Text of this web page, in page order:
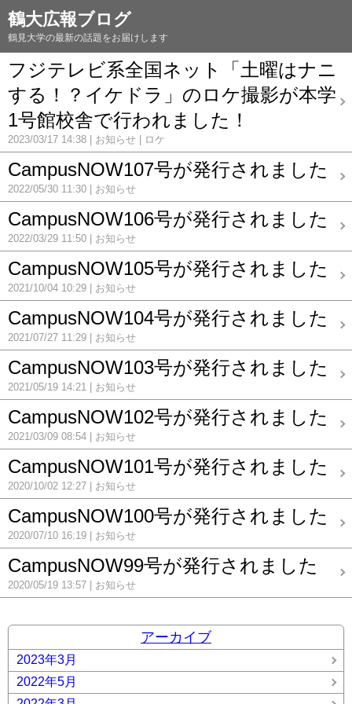
鶴大広報ブログ
鶴見大学の最新の話題をお届けします
フジテレビ系全国ネット「土曜はナニ
する！？イケドラ」のロケ撮影が本学
1号館校舎で行われました！
2023/03/17 14:38 お知らせ ロケ
CampusNOW107号が発行されました
2022/05/30 11:30 お知らせ
CampusNOW106号が発行されました
2022/03/29 11:50 お知らせ
CampusNOW105号が発行されました
2021/10/04 10:29 お知らせ
CampusNOW104号が発行されました
2021/07/27 11:29 お知らせ
CampusNOW103号が発行されました
2021/05/19 14:21 お知らせ
CampusNOW102号が発行されました
2021/03/09 08:54 お知らせ
CampusNOW101号が発行されました
2020/10/02 12:27 お知らせ
CampusNOW100号が発行されました
2020/07/10 16:19 お知らせ
CampusNOW99号が発行されました
2020/05/19 13:57 お知らせ
アーカイブ
2023年3月
2022年5月